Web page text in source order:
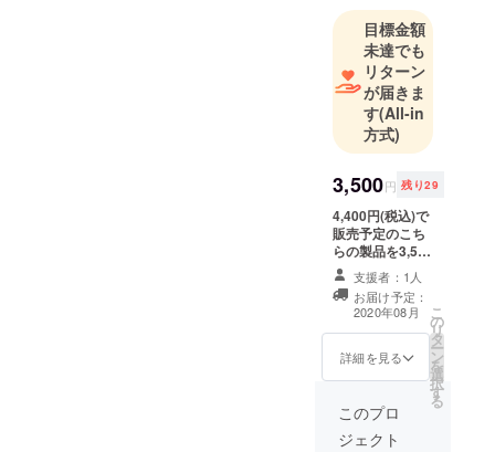
⸻
Utility – 実用
性・有用性
毎日使うも
のだからこ
そ、無駄の
ない設計と
確かな品質
を。
使いやすさ
を追求し、
手に取った
瞬間から自
然に馴染む
革製品を目
指していま
す。
目標金額
未達でも
リターン
が届きま
す(All-in
方式)
3,500円 残り29
4,400円(税込)で
販売予定のこち
らの製品を3,500
円(消費税・送料
込)でお送りさせ
ていただきま
す。
支援者：1人
お届け予定：
2020年08月
詳細を見る
こ
の
リ
タ
ー
ン
を
選
択
す
る
このプロ
ジェクト